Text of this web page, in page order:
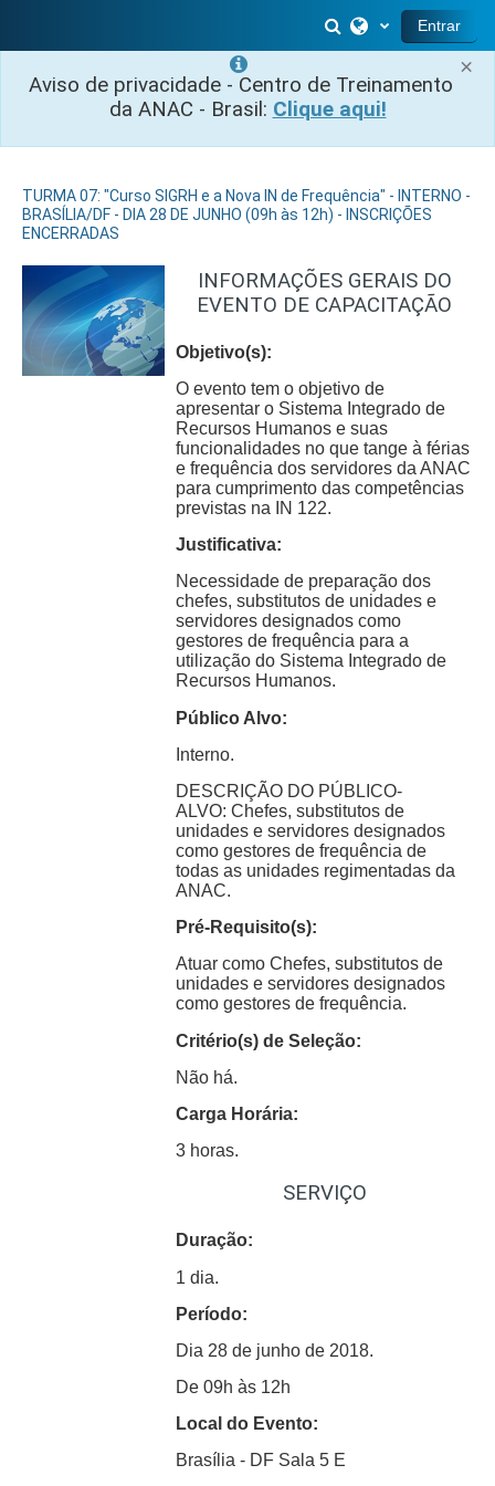
×
Aviso de privacidade - Centro de Treinamento
da ANAC - Brasil: Clique aqui!
Alternar entrada
Entrar
TURMA 07: "Curso SIGRH e a Nova IN de Frequência" - INTERNO -
BRASÍLIA/DF - DIA 28 DE JUNHO (09h às 12h) - INSCRIÇÕES
ENCERRADAS
INFORMAÇÕES GERAIS DO
EVENTO DE CAPACITAÇÃO
Objetivo(s):
O evento tem o objetivo de
apresentar o Sistema Integrado de
Recursos Humanos e suas
funcionalidades no que tange à férias
e frequência dos servidores da ANAC
para cumprimento das competências
previstas na IN 122.
Justificativa:
Necessidade de preparação dos
chefes, substitutos de unidades e
servidores designados como
gestores de frequência para a
utilização do Sistema Integrado de
Recursos Humanos.
Público Alvo:
Interno.
DESCRIÇÃO DO PÚBLICO-
ALVO: Chefes, substitutos de
unidades e servidores designados
como gestores de frequência de
todas as unidades regimentadas da
ANAC.
Pré-Requisito(s):
Atuar como Chefes, substitutos de
unidades e servidores designados
como gestores de frequência.
Critério(s) de Seleção:
Não há.
Carga Horária:
3 horas.
SERVIÇO
Duração:
1 dia.
Período:
Dia 28 de junho de 2018.
De 09h às 12h
Local do Evento:
Brasília - DF Sala 5 E